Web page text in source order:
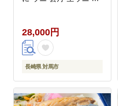
短発送
28,000円
長崎県 対馬市